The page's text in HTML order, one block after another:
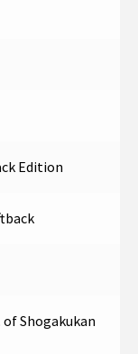
Edition
of Shogakukan